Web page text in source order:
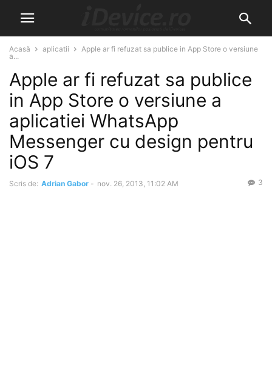
Acasă aplicatii
Apple ar fi refuzat sa publice in App Store o versiune
a...
Apple ar fi refuzat sa publice
in App Store o versiune a
aplicatiei WhatsApp
Messenger cu design pentru
iOS 7
Scris de: Adrian Gabor - nov. 26, 2013, 11:02 AM 3